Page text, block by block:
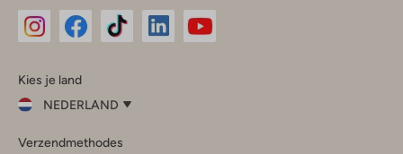
InstagramFacebook
Kies je land
NEDERLAND
je
Verzendmethodes